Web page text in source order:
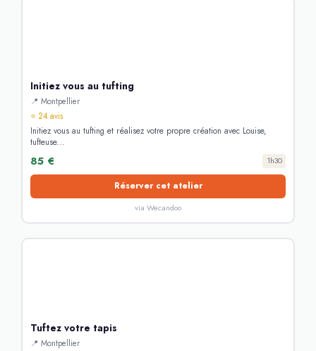
Initiez vous au tufting
📍 Montpellier
⭐ 24 avis
Initiez vous au tufting et réalisez votre propre création avec Louise,
tufteuse...
85 € 1h30
Réserver cet atelier
via Wecandoo
Tuftez votre tapis
📍 Montpellier